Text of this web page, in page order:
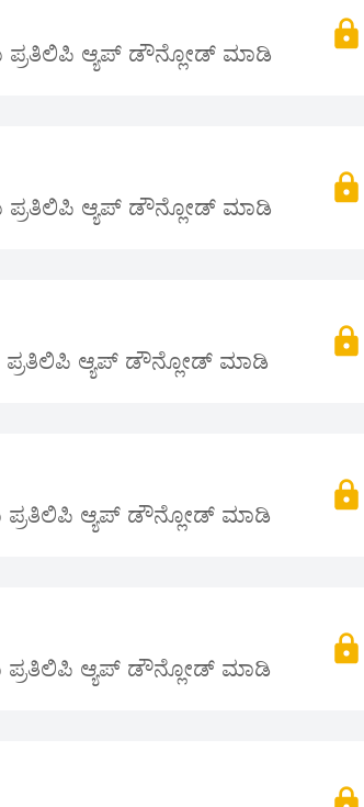
ಪ್ರತಿಲಿಪಿ ಆ್ಯಪ್ ಡೌನ್ಲೋಡ್ ಮಾಡಿ
ಪ್ರತಿಲಿಪಿ ಆ್ಯಪ್ ಡೌನ್ಲೋಡ್ ಮಾಡಿ
ಪ್ರತಿಲಿಪಿ ಆ್ಯಪ್ ಡೌನ್ಲೋಡ್ ಮಾಡಿ
ಪ್ರತಿಲಿಪಿ ಆ್ಯಪ್ ಡೌನ್ಲೋಡ್ ಮಾಡಿ
ಪ್ರತಿಲಿಪಿ ಆ್ಯಪ್ ಡೌನ್ಲೋಡ್ ಮಾಡಿ